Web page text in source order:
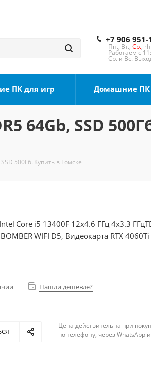
+7 906 951-
Пн., Вт., Ср.,
Работаем с
Ср. и Вс.
ПК для игр Домашние ПК
64Gb, SSD
500Гб. Купить в Томске
Core i5 13400F 12x4.6 ГГц 4x3.3
WIFI D5, Видеокарта RTX
БП 600Вт
Нашли дешевле?
Цена действительна при
по телефону, через WhatsApp